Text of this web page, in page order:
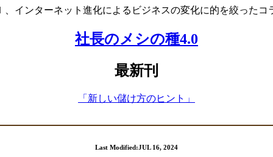
、インターネット進化によるビジネスの変化に的を絞ったコ
社長のメシの種4.0
最新刊
「新しい儲け方のヒント」
Last Modified:JUL 16, 2024